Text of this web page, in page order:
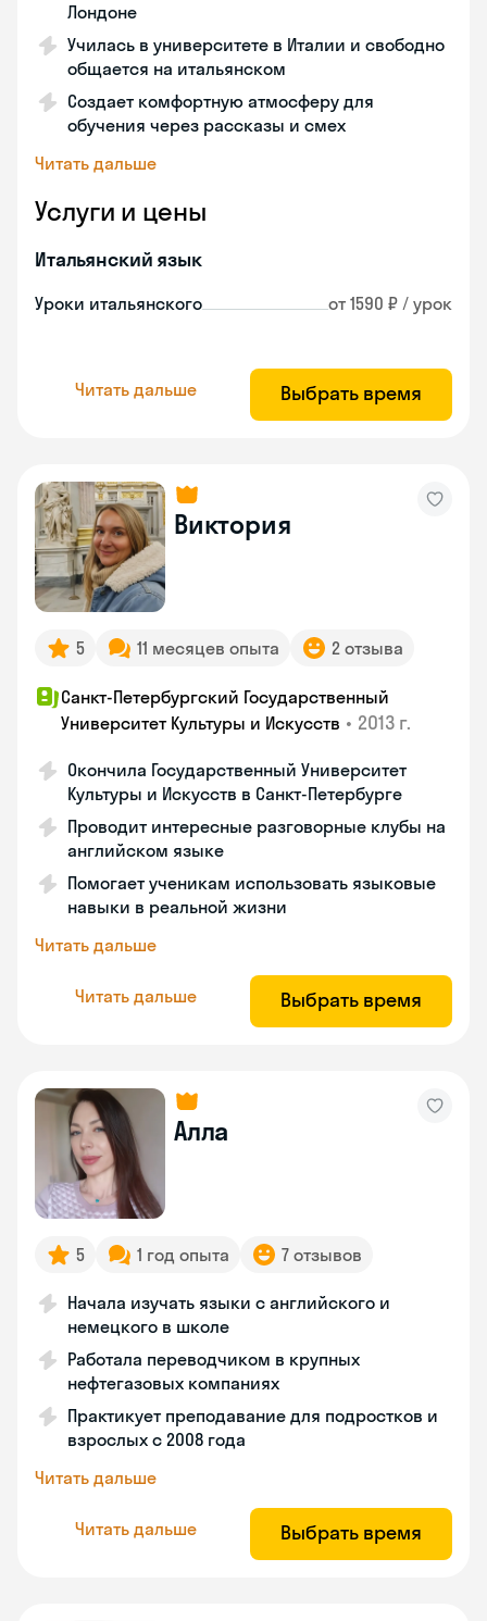
Лондоне
Училась в университете в Италии и свободно
общается на итальянском
Создает комфортную атмосферу для
обучения через рассказы и смех
Читать дальше
Услуги и цены
Итальянский язык
Уроки итальянского от 1590 ₽ / урок
Читать дальше Выбрать время
Виктория
5 11 месяцев опыта 2 отзыва
Санкт-Петербургский Государственный
Университет Культуры и Искусств • 2013 г.
Окончила Государственный Университет
Культуры и Искусств в Санкт-Петербурге
Проводит интересные разговорные клубы на
английском языке
Помогает ученикам использовать языковые
навыки в реальной жизни
Читать дальше
Читать дальше Выбрать время
Алла
5 1 год опыта 7 отзывов
Начала изучать языки с английского и
немецкого в школе
Работала переводчиком в крупных
нефтегазовых компаниях
Практикует преподавание для подростков и
взрослых с 2008 года
Читать дальше
Читать дальше Выбрать время